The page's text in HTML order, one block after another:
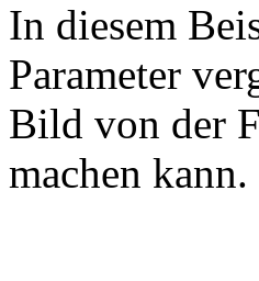
In diesem
Parameter
Bild von der
machen kann.